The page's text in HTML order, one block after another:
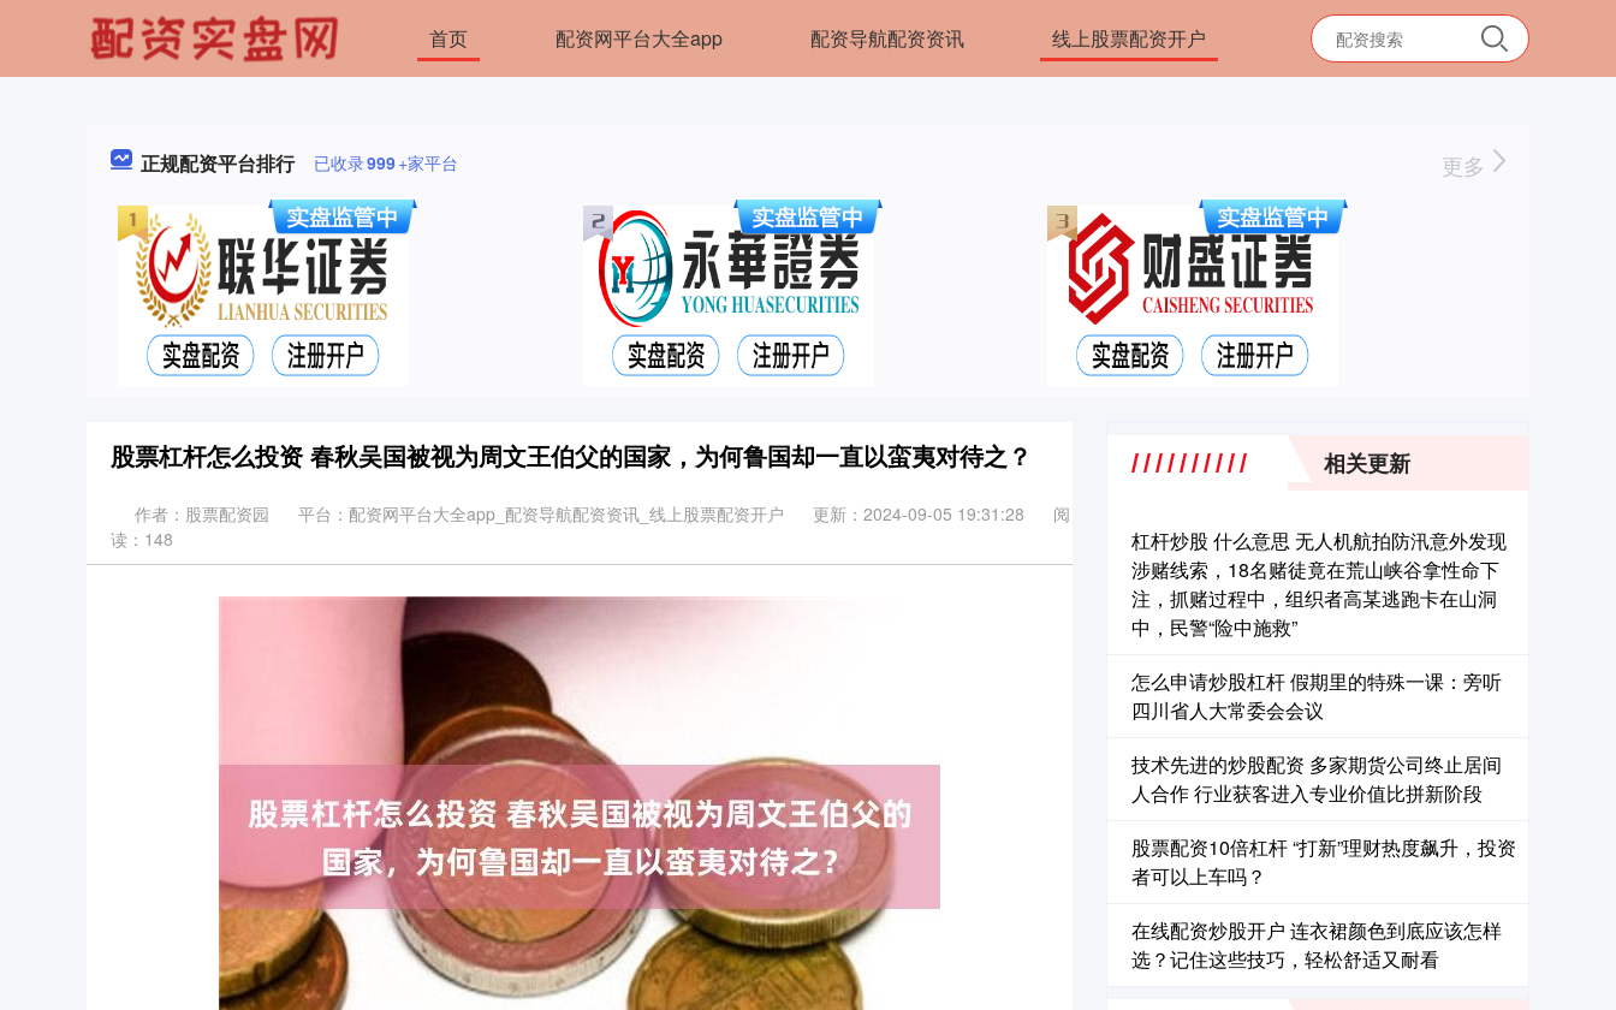
首页 配资网平台大全app 配资导航配资资讯 线上股票配资开户
正规配资平台排行 已收录999+家平台 更多
股票杠杆怎么投资 春秋吴国被视为周文王伯父的国家，为何鲁国却一直以蛮夷对待之？
作者：股票配资园 平台：配资网平台大全app_配资导航配资资讯_线上股票配资开户 更新：2024-09-05 19:31:28
阅
读：148
相关更新
杠杆炒股 什么意思 无人机航拍防汛意外发现
涉赌线索，18名赌徒竟在荒山峡谷拿性命下
注，抓赌过程中，组织者高某逃跑卡在山洞
中，民警“险中施救”
怎么申请炒股杠杆 假期里的特殊一课：旁听
四川省人大常委会会议
技术先进的炒股配资 多家期货公司终止居间
人合作 行业获客进入专业价值比拼新阶段
股票配资10倍杠杆 “打新”理财热度飙升，投资
者可以上车吗？
在线配资炒股开户 连衣裙颜色到底应该怎样
选？记住这些技巧，轻松舒适又耐看